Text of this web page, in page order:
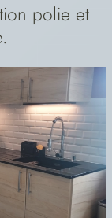
polie et